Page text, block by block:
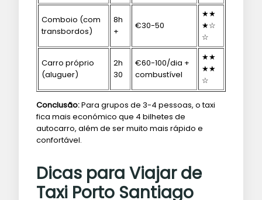
Comboio (com
transbordos)
8h
+
€30-50
★★
★☆
☆
Carro próprio
(aluguer)
2h
30
€60-100/dia +
combustível
★★
★★
☆
Conclusão:Para grupos de 3-4 pessoas, o taxi
fica mais económico que 4 bilhetes de
autocarro, além de ser muito mais rápido e
confortável.
Dicas para Viajar de
Taxi Porto Santiago